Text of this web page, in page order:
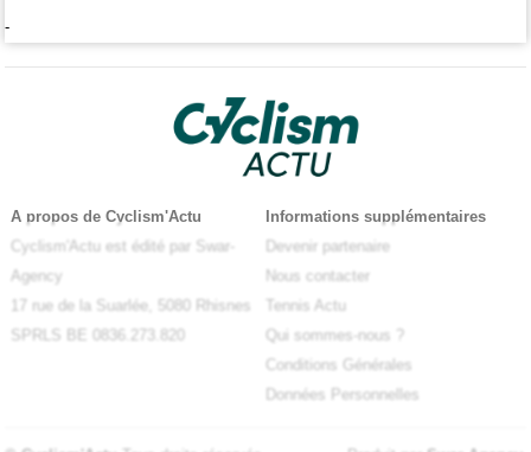
-
A propos de Cyclism'Actu
Cyclism'Actu est édité par Swar-
Agency
17 rue de la Suarlée, 5080 Rhisnes
SPRLS BE 0836.273.820
Informations supplémentaires
Devenir partenaire
Nous contacter
Tennis Actu
Qui sommes-nous ?
Conditions Générales
Données Personnelles